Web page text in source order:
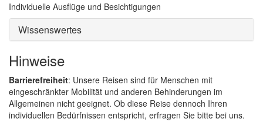
Individuelle Ausflüge und Besichtigungen
Wissenswertes
Hinweise
Barrierefreiheit: Unsere Reisen sind für Menschen mit
eingeschränkter Mobilität und anderen Behinderungen im
Allgemeinen nicht geeignet. Ob diese Reise dennoch Ihren
individuellen Bedürfnissen entspricht, erfragen Sie bitte bei uns.